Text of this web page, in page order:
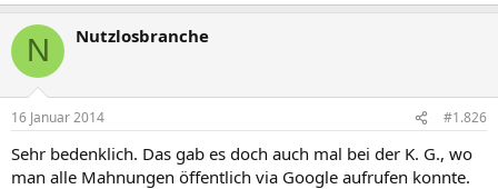
N Nutzlosbranche
16 Januar 2014 #1.826
Sehr bedenklich. Das gab es doch auch mal bei der K. G., wo
man alle Mahnungen öffentlich via Google aufrufen konnte.